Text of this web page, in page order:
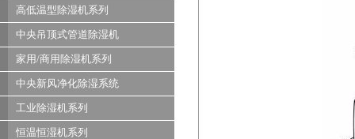
高低温型除湿机系列
中央吊顶式管道除湿机
家用/商用除湿机系列
中央新风净化除湿系统
工业除湿机系列
恒温恒湿机系列